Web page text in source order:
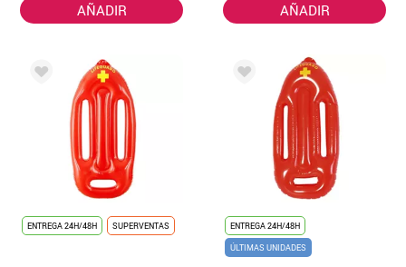
AÑADIR AÑADIR
ENTREGA 24H/48H SUPERVENTAS
ENTREGA 24H/48H
ÚLTIMAS UNIDADES